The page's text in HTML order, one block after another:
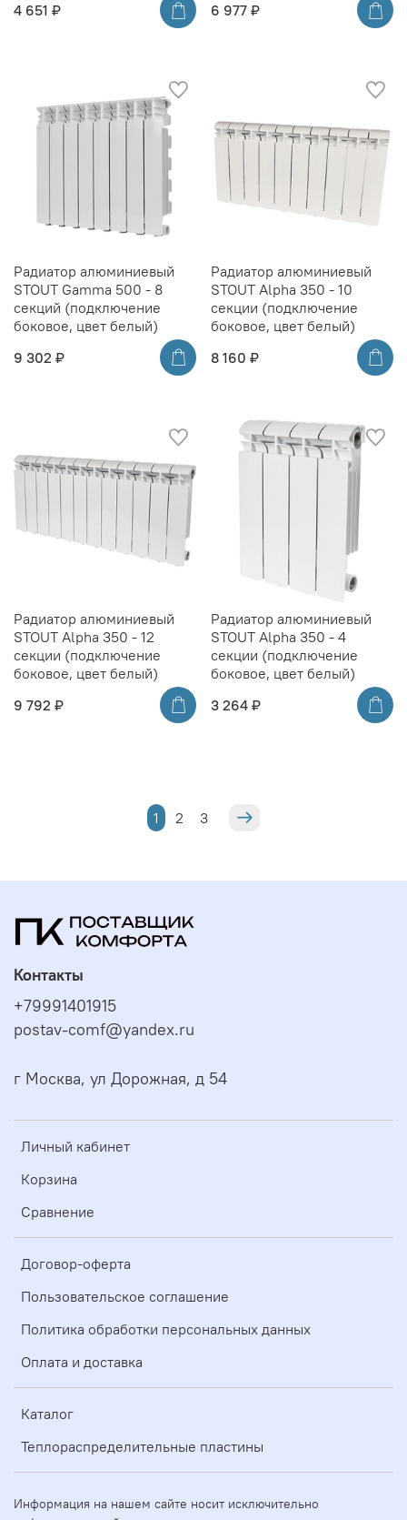
4 651 ₽
6 977 ₽
Радиатор алюминиевый
STOUT Gamma 500 - 8
секций (подключение
боковое, цвет белый)
9 302 ₽
Радиатор алюминиевый
STOUT Alpha 350 - 10
секции (подключение
боковое, цвет белый)
8 160 ₽
Радиатор алюминиевый
STOUT Alpha 350 - 12
секции (подключение
боковое, цвет белый)
9 792 ₽
Радиатор алюминиевый
STOUT Alpha 350 - 4
секции (подключение
боковое, цвет белый)
3 264 ₽
1 2 3
Личный кабинет
Корзина
Сравнение
Договор-оферта
Пользовательское соглашение
Политика обработки персональных данных
Оплата и доставка
Каталог
Теплораспределительные пластины
Контакты
+79991401915
postav-comf@yandex.ru
г Москва, ул Дорожная, д 54
Информация на нашем сайте носит исключительно